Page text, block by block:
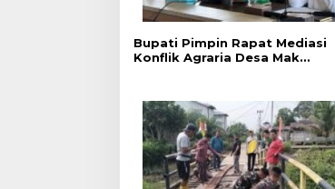
Bupati Pimpin Rapat Mediasi
Konflik Agraria Desa Mak
Dihentikan Sementara